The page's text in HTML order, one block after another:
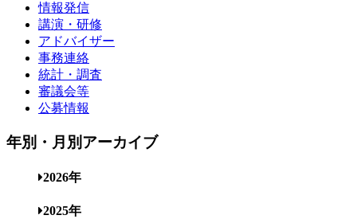
情報発信
講演・研修
アドバイザー
事務連絡
統計・調査
審議会等
公募情報
年別・月別アーカイブ
2026年
2025年